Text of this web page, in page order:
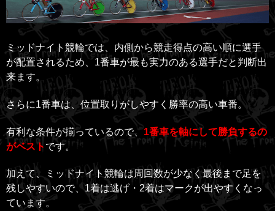
ミッドナイト競輪では、内側から競走得点の高い順に選手
が配置されるため、1番車が最も実力のある選手だと判断出
来ます。
さらに1番車は、位置取りがしやすく勝率の高い車番。
有利な条件が揃っているので、 1番車を軸にして勝負するの
がベスト です。
加えて、ミッドナイト競輪は周回数が少なく最後まで足を
残しやすいので、1着は逃げ・2着はマークが出やすくなっ
ています。